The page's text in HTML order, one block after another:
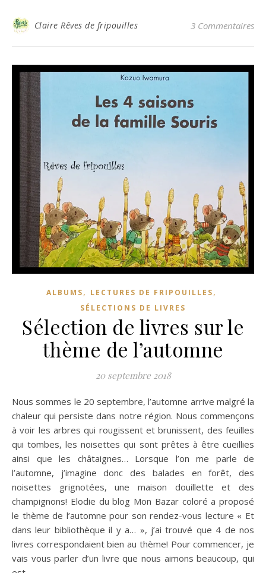
Claire Rêves de fripouilles 3 Commentaires
ALBUMS, LECTURES DE FRIPOUILLES,
SÉLECTIONS DE LIVRES
Sélection de livres sur le
thème de l’automne
20 septembre 2018
Nous sommes le 20 septembre, l’automne arrive malgré la
chaleur qui persiste dans notre région. Nous commençons
à voir les arbres qui rougissent et brunissent, des feuilles
qui tombes, les noisettes qui sont prêtes à être cueillies
ainsi que les châtaignes… Lorsque l’on me parle de
l’automne, j’imagine donc des balades en forêt, des
noisettes grignotées, une maison douillette et des
champignons! Elodie du blog Mon Bazar coloré a proposé
le thème de l’automne pour son rendez-vous lecture « Et
dans leur bibliothèque il y a… », j’ai trouvé que 4 de nos
livres correspondaient bien au thème! Pour commencer, je
vais vous parler d’un livre que nous aimons beaucoup, qui